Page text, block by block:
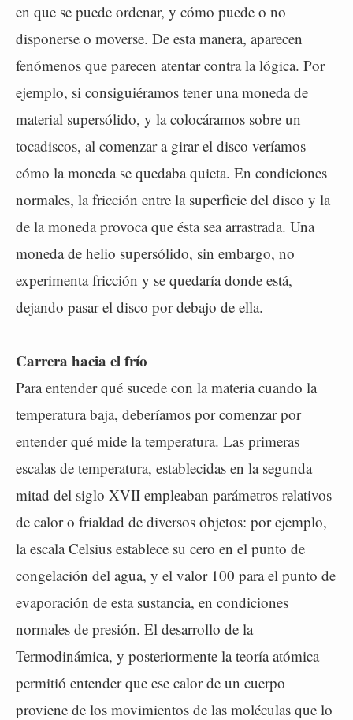
en que se puede ordenar, y cómo puede o no
disponerse o moverse. De esta manera, aparecen
fenómenos que parecen atentar contra la lógica. Por
ejemplo, si consiguiéramos tener una moneda de
material supersólido, y la colocáramos sobre un
tocadiscos, al comenzar a girar el disco veríamos
cómo la moneda se quedaba quieta. En condiciones
normales, la fricción entre la superficie del disco y la
de la moneda provoca que ésta sea arrastrada. Una
moneda de helio supersólido, sin embargo, no
experimenta fricción y se quedaría donde está,
dejando pasar el disco por debajo de ella.
Carrera hacia el frío
Para entender qué sucede con la materia cuando la
temperatura baja, deberíamos por comenzar por
entender qué mide la temperatura. Las primeras
escalas de temperatura, establecidas en la segunda
mitad del siglo XVII empleaban parámetros relativos
de calor o frialdad de diversos objetos: por ejemplo,
la escala Celsius establece su cero en el punto de
congelación del agua, y el valor 100 para el punto de
evaporación de esta sustancia, en condiciones
normales de presión. El desarrollo de la
Termodinámica, y posteriormente la teoría atómica
permitió entender que ese calor de un cuerpo
proviene de los movimientos de las moléculas que lo